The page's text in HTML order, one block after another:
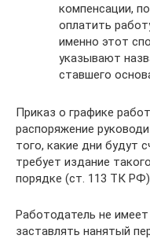
компенсации,
оплатить
именно этот
указывают
ставшего
Приказ о графике
распоряжение
того, какие дни будут
требует издание
порядке (ст. 113 ТК
Работодатель не
заставлять нанятый